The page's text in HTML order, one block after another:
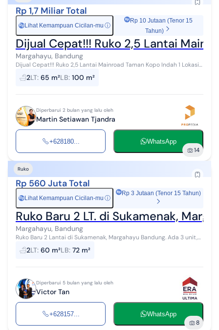
Rp 1,7 Miliar Total
Rp Lihat Kemampuan Cicilan-mu ⓘ
Rp 10 Jutaan (Tenor 15
Tahun)
Dijual Cepat!!! Ruko 2,5 Lantai
Margahayu, Bandung
Dijual Cepat!!! Ruko 2,5 Lantai Mainroad Taman Kopo Indah 1 Lokasi
ramai dekat dengan sekolah, minimarket dan tempat kuliner Luas
tanah: 65 m2 Lua...
2LT: 65 m²LB: 100 m²
Diperbarui 2 bulan yang lalu oleh
Martin Setiawan Tjandra
+628180... WhatsApp
14
Ruko
Rp 560 Juta Total
Rp Lihat Kemampuan Cicilan-mu ⓘ
Rp 3 Jutaan (Tenor 15 Tahun)
Ruko Baru 2 LT. di Sukamenak,
Margahayu, Bandung
Ruko Baru 2 Lantai di Sukamenak, Margahayu Bandung. Ada 3 unit,
masing² : LT. 60m² LB. 72m² Lebar muka 5 meter Bangunan 2 lantai
KM. 2 unit Lis...
2LT: 60 m²LB: 72 m²
Diperbarui 5 bulan yang lalu oleh
Victor Tan
+628157... WhatsApp
8